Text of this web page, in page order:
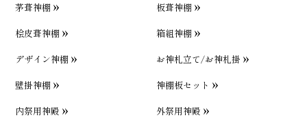
茅葺神棚
板葺神棚
桧皮葺神棚
箱組神棚
デザイン神棚
お神札立て/お神札掛
壁掛神棚
神棚板セット
内祭用神殿
外祭用神殿